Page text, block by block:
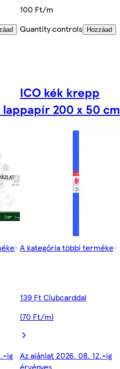
100 Ft/m
Quantity controls
Hozzáad
ig
ICO kék krepp
papír 200 x 50 cm
A kategória többi terméke
139 Ft Clubcarddal
(70 Ft/m)
Az ajánlat 2026. 08. 12.-ig
érvényes